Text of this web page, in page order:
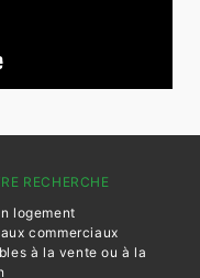
RECHERCHE
logement
commerciaux
à la vente ou à la